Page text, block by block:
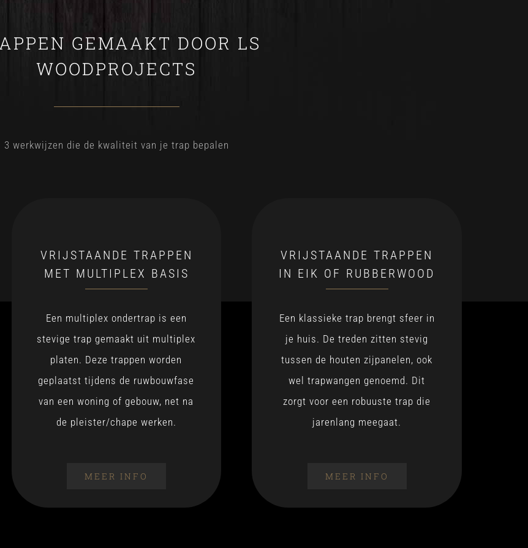
GEMAAKT DOOR LS
WOODPROJECTS
3 werkwijzen die de kwaliteit van je trap bepalen
VRIJSTAANDE TRAPPEN
MET MULTIPLEX BASIS
Een multiplex ondertrap is een
stevige trap gemaakt uit multiplex
platen. Deze trappen worden
geplaatst tijdens de ruwbouwfase
van een woning of gebouw, net na
de pleister/chape werken.
MEER INFO
VRIJSTAANDE TRAPPEN
IN EIK OF RUBBERWOOD
Een klassieke trap brengt sfeer in
je huis. De treden zitten stevig
tussen de houten zijpanelen, ook
wel trapwangen genoemd. Dit
zorgt voor een robuuste trap die
jarenlang meegaat.
MEER INFO